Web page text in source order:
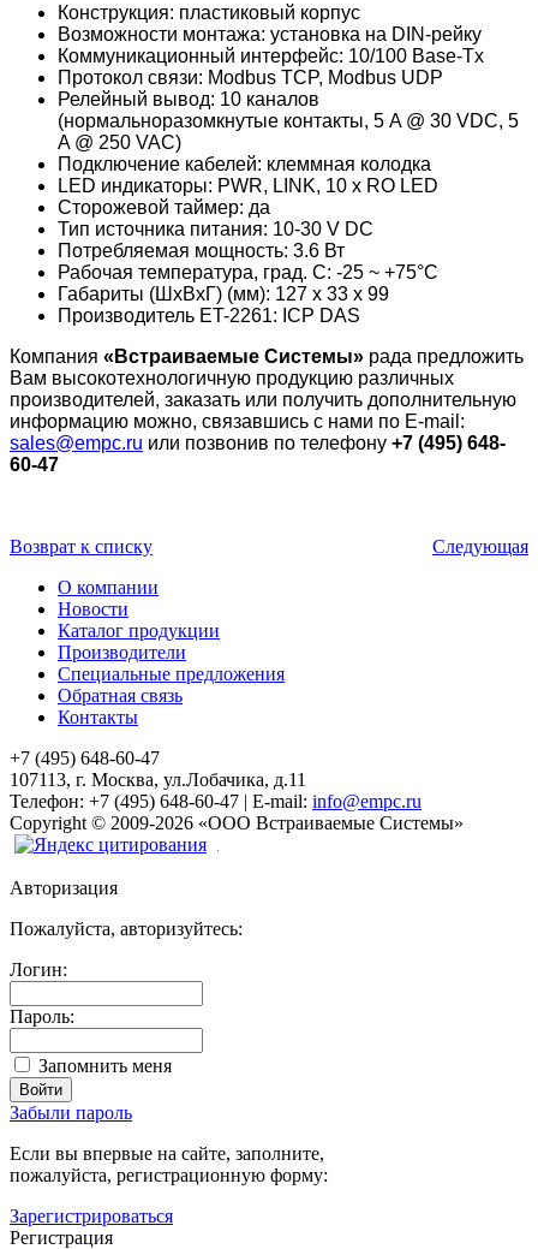
Конструкция: пластиковый корпус
Возможности монтажа: установка на DIN-рейку
Коммуникационный интерфейс: 10/100 Base-Tx
Протокол связи: Modbus TCP, Modbus UDP
Релейный вывод: 10 каналов
(нормальноразомкнутые контакты, 5 A @ 30 VDC, 5
A @ 250 VAC)
Подключение кабелей: клеммная колодка
LED индикаторы: PWR, LINK, 10 x RO LED
Сторожевой таймер: да
Тип источника питания: 10-30 V DC
Потребляемая мощность: 3.6 Вт
Рабочая температура, град. C: -25 ~ +75°C
Габариты (ШxВxГ) (мм): 127 x 33 x 99
Производитель ET-2261: ICP DAS
Компания «Встраиваемые Cистемы» рада предложить
Вам высокотехнологичную продукцию различных
производителей, заказать или получить дополнительную
информацию можно, связавшись с нами по E-mail:
sales@empc.ru или позвонив по телефону +7 (495) 648-
60-47
Возврат к списку
Следующая
О компании
Новости
Каталог продукции
Производители
Специальные предложения
Обратная связь
Контакты
+7 (495) 648-60-47
107113, г. Москва, ул.Лобачика, д.11
Телефон: +7 (495) 648-60-47 | E-mail: info@empc.ru
Copyright © 2009-2026 «ООО Встраиваемые Системы»
Авторизация
Пожалуйста, авторизуйтесь:
Логин:
Пароль:
Запомнить меня
Забыли пароль
Если вы впервые на сайте, заполните,
пожалуйста, регистрационную форму:
Зарегистрироваться
Регистрация